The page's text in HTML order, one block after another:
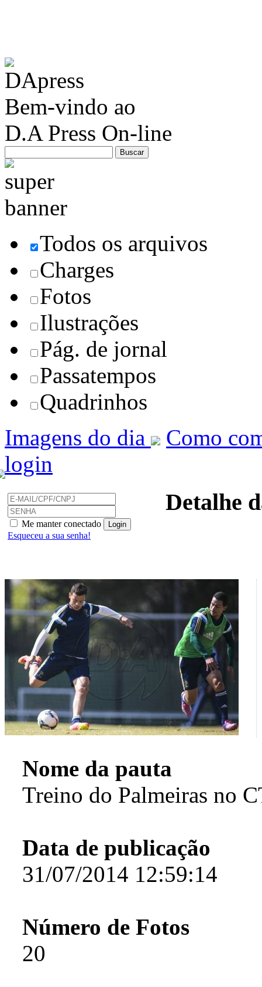
Bem-vindo ao
D.A Press On-line
Todos os arquivos
Charges
Fotos
Ilustrações
Pág. de jornal
Passatempos
Quadrinhos
Imagens do dia
Como
login
Me manter conectado
Esqueceu a sua senha!
Detalhe
Nome da pauta
Treino do Palmeiras no
Data de publicação
31/07/2014 12:59:14
Número de Fotos
20